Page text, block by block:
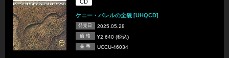
CD
ケニー・バレルの全貌 [UHQCD]
発売日 2025.05.28
価 格 ¥2,640 (税込)
品 番 UCCU-46034